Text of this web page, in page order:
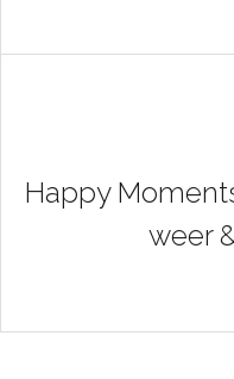
Happy
weer